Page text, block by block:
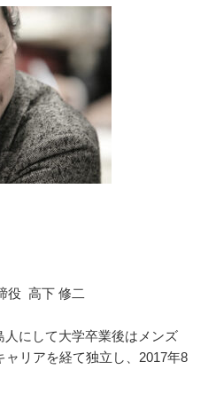
役 高下 修二
にして大学卒業後はメンズ
ャリアを経て独立し、2017年8